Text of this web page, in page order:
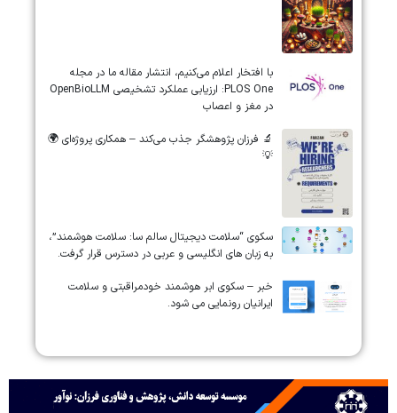
‏‏‏با افتخار اعلام می‌کنیم، انتشار مقاله ما در مجله
‎PLOS One‎: ارزیابی عملکرد تشخیصی ‎OpenBioLLM‎
در مغز و اعصاب
🔬 فرزان پژوهشگر جذب می‌کند – همکاری پروژه‌ای 🌍
💡
سکوی “سلامت دیجیتال سالم سا: سلامت هوشمند”،
به زبان های انگلیسی و عربی در دسترس قرار گرفت.
خبر – سکوی ابر هوشمند خودمراقبتی و سلامت
ایرانیان رونمایی می شود.